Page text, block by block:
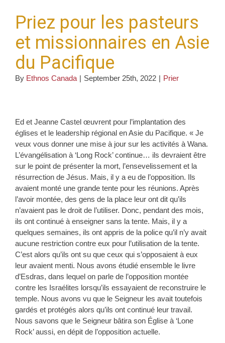
Priez pour les pasteurs
et missionnaires en Asie
du Pacifique
By Ethnos Canada September 25th, 2022 Prier
Ed et Jeanne Castel œuvrent pour l’implantation des
églises et le leadership régional en Asie du Pacifique. « Je
veux vous donner une mise à jour sur les activités à Wana.
L’évangélisation à ‘Long Rock’ continue… ils devraient être
sur le point de présenter la mort, l’ensevelissement et la
résurrection de Jésus. Mais, il y a eu de l’opposition. Ils
avaient monté une grande tente pour les réunions. Après
l’avoir montée, des gens de la place leur ont dit qu’ils
n’avaient pas le droit de l’utiliser. Donc, pendant des mois,
ils ont continué à enseigner sans la tente. Mais, il y a
quelques semaines, ils ont appris de la police qu’il n’y avait
aucune restriction contre eux pour l’utilisation de la tente.
C’est alors qu’ils ont su que ceux qui s’opposaient à eux
leur avaient menti. Nous avons étudié ensemble le livre
d’Esdras, dans lequel on parle de l’opposition montée
contre les Israélites lorsqu’ils essayaient de reconstruire le
temple. Nous avons vu que le Seigneur les avait toutefois
gardés et protégés alors qu’ils ont continué leur travail.
Nous savons que le Seigneur bâtira son Église à ‘Lone
Rock’ aussi, en dépit de l’opposition actuelle.